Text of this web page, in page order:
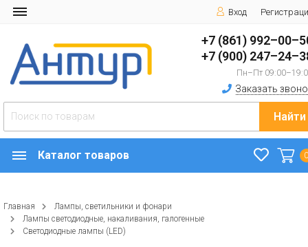
Вход
+7 (861)
+7 (900)
Пн–Пт
Заказать
Найти
Каталог товаров
Главная
Лампы, светильники и фонари
Лампы светодиодные, накаливания, галогенные
Светодиодные лампы (LED)